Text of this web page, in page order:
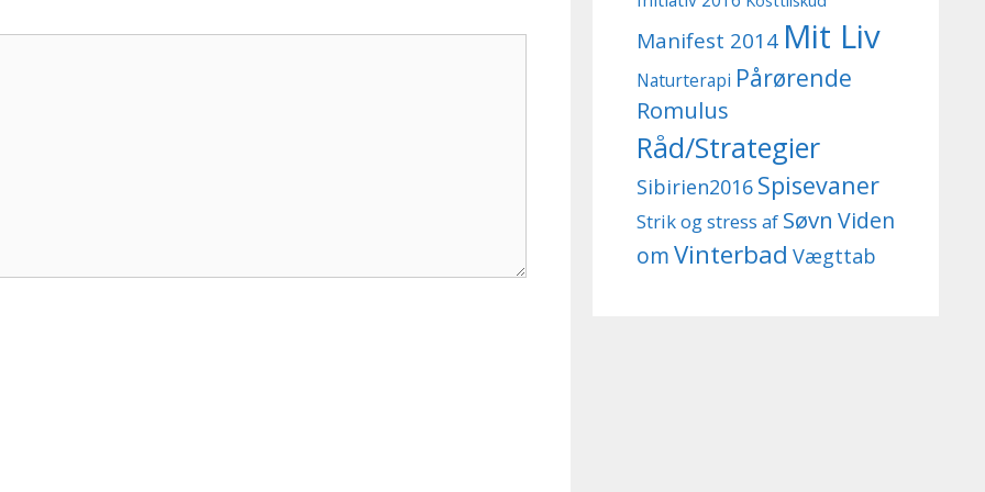
Manifest 2014 Mit Liv
Naturterapi Pårørende
Romulus
Råd/Strategier
Sibirien2016 Spisevaner
Strik og stress af Søvn Viden
omVinterbad Vægttab